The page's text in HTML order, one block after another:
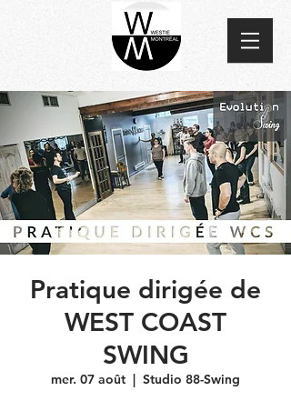
Pratique dirigée de
WEST COAST
SWING
mer. 07 août
  |
Studio 88-Swing